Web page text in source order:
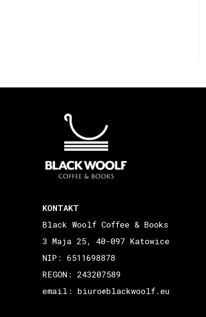
KONTAKT
Black Woolf Coffee & Books
3 Maja 25, 40-097 Katowice
NIP: 6511698878
REGON: 243207589
email: biuro@blackwoolf.eu